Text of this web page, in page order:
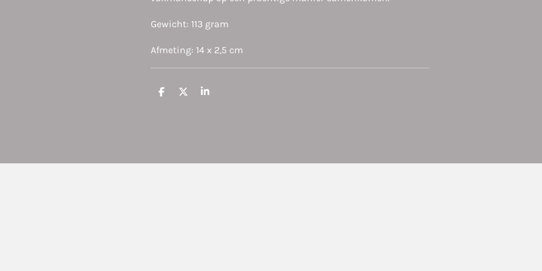
Gewicht: 113 gram
Afmeting: 14 x 2,5 cm
D
D
S